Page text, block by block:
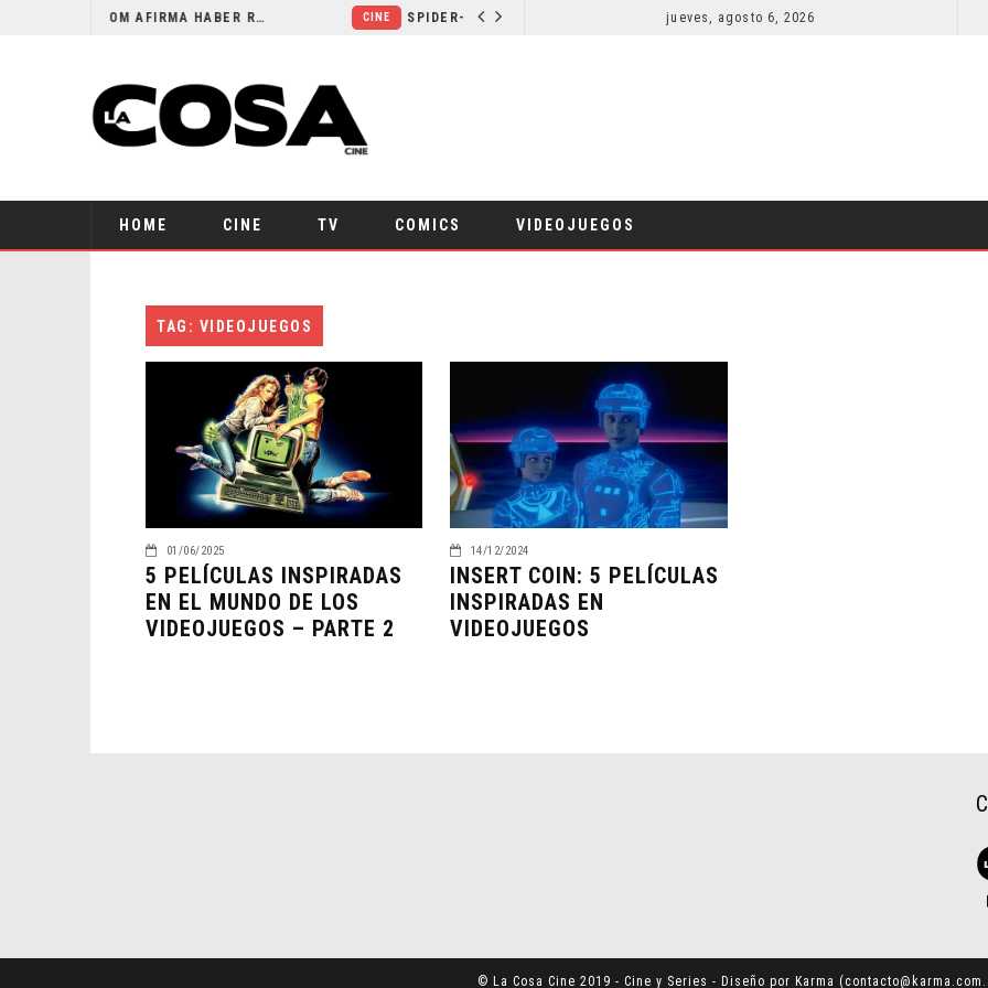
ORLANDO BLOOM AFIRMA HABER RECHAZADO SER BATMAN COMICS
jueves, agosto 6, 2026
HOME CINE TV COMICS VIDEOJUEGOS
TAG: VIDEOJUEGOS
01/06/2025
5 PELÍCULAS INSPIRADAS
EN EL MUNDO DE LOS
VIDEOJUEGOS – PARTE 2
14/12/2024
INSERT COIN: 5 PELÍCULAS
INSPIRADAS EN
VIDEOJUEGOS
© La Cosa Cine 2019 - Cine y Series - Diseño por Karma (